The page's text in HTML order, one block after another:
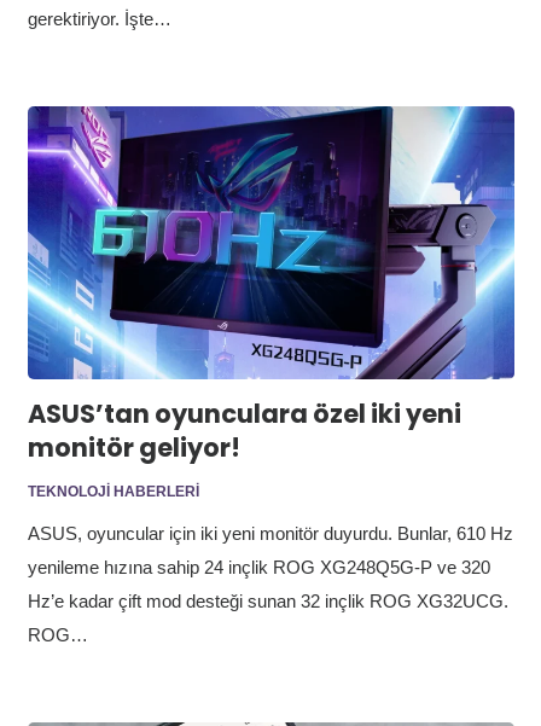
gerektiriyor. İşte…
ASUS’tan oyunculara özel iki yeni
monitör geliyor!
TEKNOLOJI HABERLERI
ASUS, oyuncular için iki yeni monitör duyurdu. Bunlar, 610 Hz
yenileme hızına sahip 24 inçlik ROG XG248Q5G-P ve 320
Hz’e kadar çift mod desteği sunan 32 inçlik ROG XG32UCG.
ROG…